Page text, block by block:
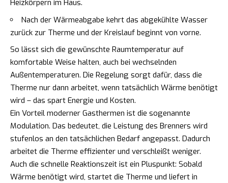
Heizkörpern im Haus.
Nach der Wärmeabgabe kehrt das abgekühlte Wasser
zurück zur Therme und der Kreislauf beginnt von vorne.
So lässt sich die gewünschte Raumtemperatur auf
komfortable Weise halten, auch bei wechselnden
Außentemperaturen. Die Regelung sorgt dafür, dass die
Therme nur dann arbeitet, wenn tatsächlich Wärme benötigt
wird – das spart Energie und Kosten.
Ein Vorteil moderner Gasthermen ist die sogenannte
Modulation. Das bedeutet, die Leistung des Brenners wird
stufenlos an den tatsächlichen Bedarf angepasst. Dadurch
arbeitet die Therme effizienter und verschleißt weniger.
Auch die schnelle Reaktionszeit ist ein Pluspunkt: Sobald
Wärme benötigt wird, startet die Therme und liefert in